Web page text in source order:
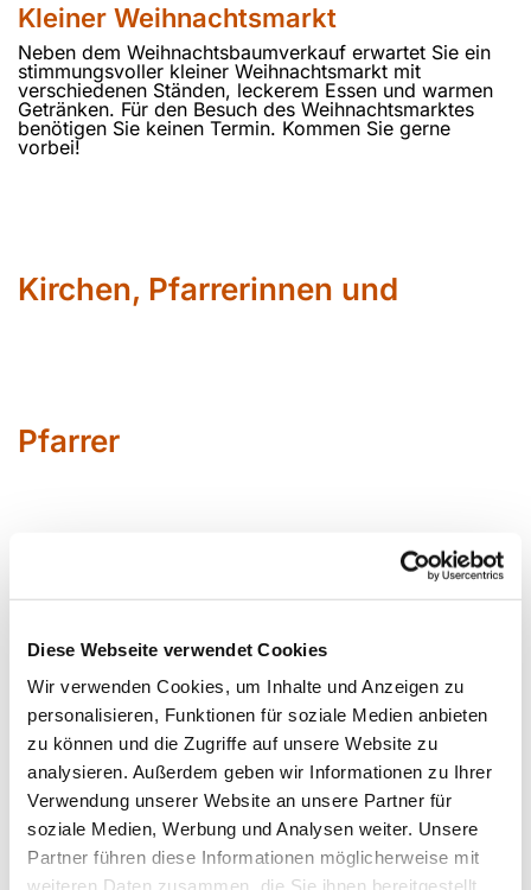
Diese Webseite verwendet Cookies
Wir verwenden Cookies, um Inhalte und Anzeigen zu
personalisieren, Funktionen für soziale Medien anbieten
zu können und die Zugriffe auf unsere Website zu
analysieren. Außerdem geben wir Informationen zu Ihrer
Verwendung unserer Website an unsere Partner für
soziale Medien, Werbung und Analysen weiter. Unsere
Partner führen diese Informationen möglicherweise mit
weiteren Daten zusammen, die Sie ihnen bereitgestellt
Kleiner Weihnachtsmarkt
Neben dem Weihnachtsbaumverkauf erwartet Sie ein
stimmungsvoller kleiner Weihnachtsmarkt mit
verschiedenen Ständen, leckerem Essen und warmen
Getränken. Für den Besuch des Weihnachtsmarktes
benötigen Sie keinen Termin. Kommen Sie gerne
vorbei!
Kirchen, Pfarrerinnen und
Pfarrer
Jörg Krunke
Corinna Schilde Pfarrerin im
Personalplanungsraum
Daniel Schwarzmann
Barbara Seydich